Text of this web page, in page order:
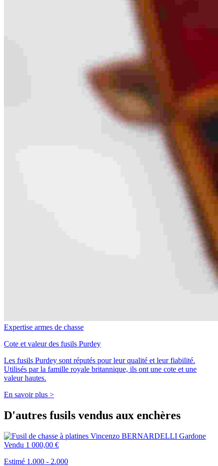
Expertise armes de chasse
Cote et valeur des fusils Purdey
Les fusils Purdey sont réputés pour leur qualité et leur fiabilité.
Utilisés par la famille royale britannique, ils ont une cote et une
valeur hautes.
En savoir plus >
D'autres fusils vendus aux enchères
Vendu 1 000,00 €
Estimé 1.000 - 2.000